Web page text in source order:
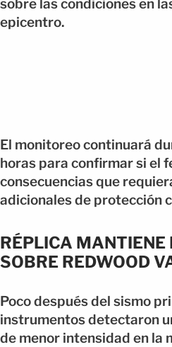
sobre las condiciones en
epicentro.
El monitoreo continuará
horas para confirmar si el
consecuencias que
adicionales de protección
RÉPLICA MANTIENE
SOBRE REDWOOD
Poco después del sismo
instrumentos detectaron
de menor intensidad en la